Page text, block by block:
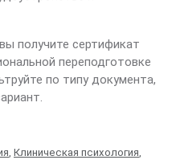
получите сертификат
переподготовке
по типу документа,
, Клиническая психология,